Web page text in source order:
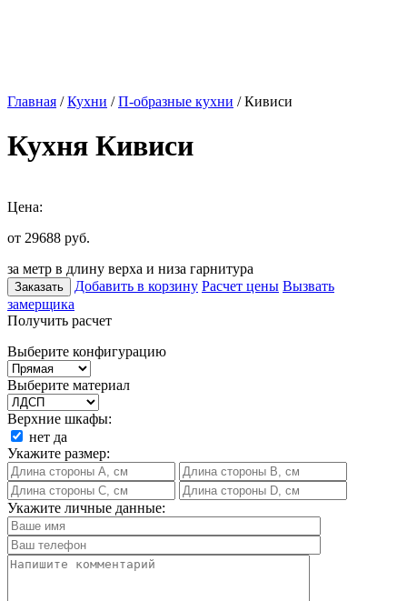
Главная /Кухни /П-образные кухни / Кивиси
Кухня Кивиси
Цена:
от 29688 руб.
за метр в длину верха и низа гарнитура
Заказать Добавить в корзину Расчет цены Вызвать
замерщика
Получить расчет
Выберите конфигурацию
Выберите материал
Верхние шкафы:
нет да
Укажите размер:
Укажите личные данные: